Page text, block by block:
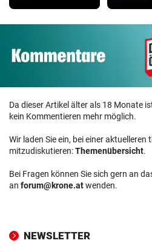
Da dieser Artikel älter als 18 Monate
kein Kommentieren mehr möglich.
Wir laden Sie ein, bei einer
mitzudiskutieren:Themenübersicht.
Bei Fragen können Sie sich gern an
an forum@krone.atwenden.
NEWSLETTER